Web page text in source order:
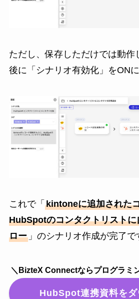
ただし、保存しただけでは動作
後に「シナリオ有効化」をON
これで「 kintoneに追加された
HubSpotのコンタクトリストに
ロー」のシナリオ作成が完了で
＼BizteX Connectならプログラミ
HubSpot連携資料をダ